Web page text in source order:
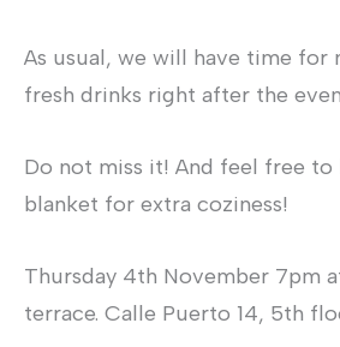
As usual, we will have time for
fresh drinks right after the
Do not miss it! And feel free
blanket for extra coziness!
Thursday 4th November 7pm
terrace. Calle Puerto 14, 5th